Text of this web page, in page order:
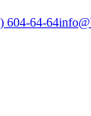
604-64-64